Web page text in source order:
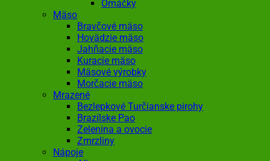
Omáčky
Mäso
Bravčové mäso
Hovädzie mäso
Jahňacie mäso
Kuracie mäso
Mäsové výrobky
Morčacie mäso
Mrazené
Bezlepkové Turčianske pirohy
Brazílske Pao
Zelenina a ovocie
Zmrzliny
Nápoje